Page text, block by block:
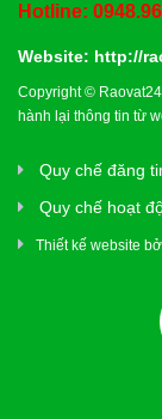
Hotline:
Website: http://
Copyright ©
hành lại thông tin từ
Quy chế đăng
Quy chế hoạt
Thiết kế website